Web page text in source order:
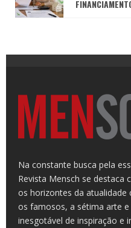
Na constante busca pela
Revista Mensch se destaca
os horizontes da atualidade
os famosos, a sétima arte
inesgotável de inspiração e